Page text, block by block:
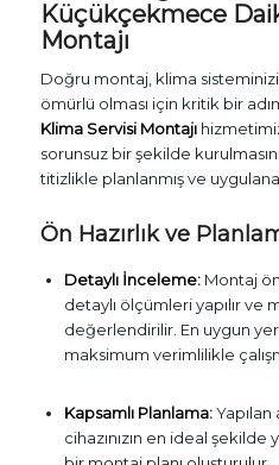
Küçükçekmece
Montajı
Doğru montaj, klima
ömürlü olması için kritik bir
Klima Servisi Montajı
sorunsuz bir şekilde
titizlikle planlanmış ve
Ön Hazırlık ve
Detaylı İnceleme:Montaj
detaylı ölçümleri yapılır ve
değerlendirilir. En uygun yer
maksimum verimlilikle
Kapsamlı Planlama:Yapılan
cihazınızın en ideal